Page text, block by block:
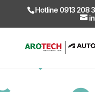
Hotline 0913 208